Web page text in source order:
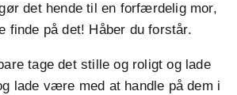
det hende til en forfærdelig mor,
finde på det! Håber du forstår.
tage det stille og roligt og lade
lade være med at handle på dem i